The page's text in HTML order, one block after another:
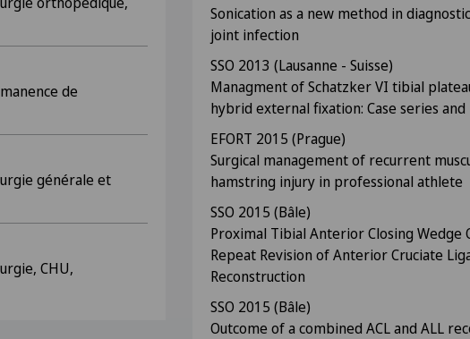
de
générale et
CHU,
Sonication as a new method in
joint infection
SSO 2013 (Lausanne - Suisse)
Managment of Schatzker VI tibial
hybrid external fixation: Case series
EFORT 2015 (Prague)
Surgical management of recurrent
hamstring injury in professional athlete
SSO 2015 (Bâle)
Proximal Tibial Anterior Closing Wedge
Repeat Revision of Anterior Cruciate
Reconstruction
SSO 2015 (Bâle)
Outcome of a combined ACL and ALL